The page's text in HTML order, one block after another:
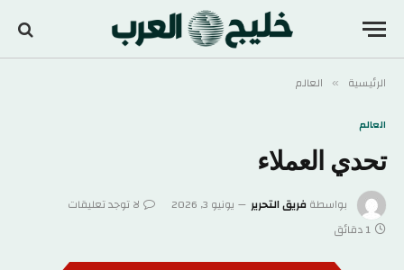
الرئيسية » العالم
العالم
تحدي العملاء
بواسطةفريق التحرير يونيو 3, 2026
لا توجد تعليقات
1 دقائق